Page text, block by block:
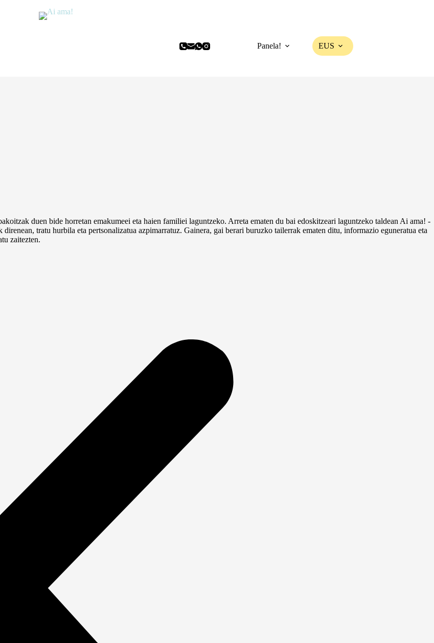
Panela! EUS
duen bide horretan emakumeei eta haien familiei laguntzeko. Arreta ematen du bai edoskitzeari laguntzeko taldean Ai ama! -
tratu hurbila eta pertsonalizatua azpimarratuz. Gainera, gai berari buruzko tailerrak ematen ditu, informazio eguneratua eta
zaitezten.